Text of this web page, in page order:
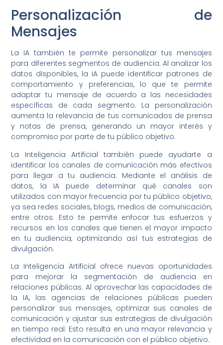
Personalización de
Mensajes
La IA también te permite personalizar tus mensajes
para diferentes segmentos de audiencia. Al analizar los
datos disponibles, la IA puede identificar patrones de
comportamiento y preferencias, lo que te permite
adaptar tu mensaje de acuerdo a las necesidades
específicas de cada segmento. La personalización
aumenta la relevancia de tus comunicados de prensa
y notas de prensa, generando un mayor interés y
compromiso por parte de tu público objetivo.
La Inteligencia Artificial también puede ayudarte a
identificar los canales de comunicación más efectivos
para llegar a tu audiencia. Mediante el análisis de
datos, la IA puede determinar qué canales son
utilizados con mayor frecuencia por tu público objetivo,
ya sea redes sociales, blogs, medios de comunicación,
entre otros. Esto te permite enfocar tus esfuerzos y
recursos en los canales que tienen el mayor impacto
en tu audiencia, optimizando así tus estrategias de
divulgación.
La Inteligencia Artificial ofrece nuevas oportunidades
para mejorar la segmentación de audiencia en
relaciones públicas. Al aprovechar las capacidades de
la IA, las agencias de relaciones públicas pueden
personalizar sus mensajes, optimizar sus canales de
comunicación y ajustar sus estrategias de divulgación
en tiempo real. Esto resulta en una mayor relevancia y
efectividad en la comunicación con el público objetivo.